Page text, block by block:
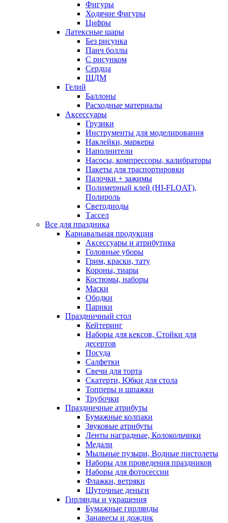
Фигуры
Ходячие Фигуры
Цифры
Латексные шары
Без рисунка
Панч боллы
С рисунком
Сердца
ШДМ
Гелий
Баллоны
Расходные материалы
Аксессуары
Грузики
Инструменты для моделирования
Наклейки, маркеры
Наполнители
Насосы, компрессоры, калибраторы
Пакеты для траспортировки
Палочки + зажимы
Полимерный клей (HI-FLOAT),
Полироль
Светодиоды
Тассел
Все для праздника
Карнавальная продукция
Аксессуары и атрибутика
Головные уборы
Грим, краски, тату
Короны, тиары
Костюмы, наборы
Маски
Ободки
Парики
Праздничный стол
Кейтеринг
Наборы для кексов, Стойки для
десертов
Посуда
Салфетки
Свечи для торта
Скатерти, Юбки для стола
Топперы и шпажки
Трубочки
Праздничные атрибуты
Бумажные колпаки
Звуковые атрибуты
Ленты наградные, Колокольчики
Медали
Мыльные пузыри, Водные пистолеты
Наборы для проведения праздников
Наборы для фотосессии
Флажки, ветряки
Шуточные деньги
Гирлянды и украшения
Бумажные гирлянды
Занавесы и дождик